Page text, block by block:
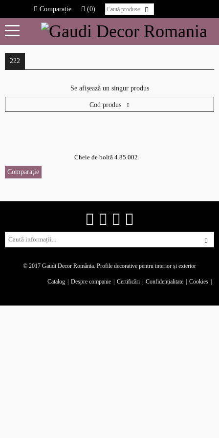
Comparație (0)
222
Se afișează un singur produs
Cod produs
Cheie de boltă 4.85.002
Comparaţie
© 2017 Gaudi Decor România. Profile decorative pentru interior și exterior
Catalog Despre companie Certificări Confidențialitate Cookies